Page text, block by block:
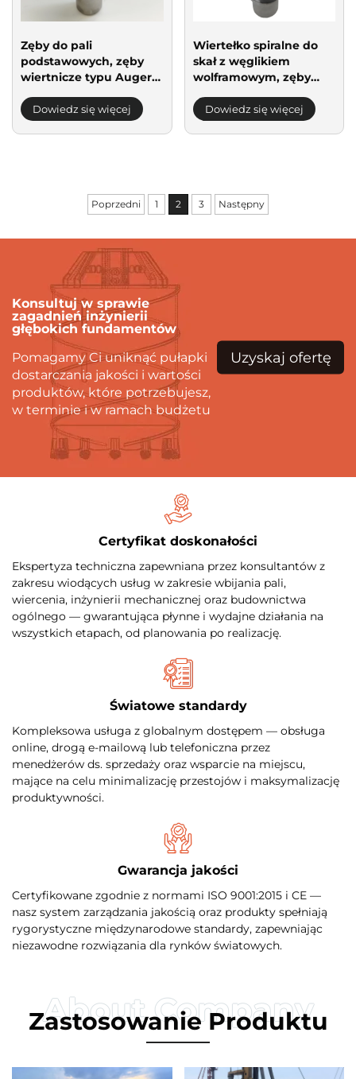
Zęby do pali
podstawowych, zęby
wiertnicze typu Auger,
22Z, narzędzia
wiertnicze
Dowiedz się więcej
Wiertełko spiralne do
skał z węglikiem
wolframowym, zęby
fundamentowych dla
maszyn do wbijania pali
Dowiedz się więcej
Poprzedni 1 2 3 Następny
Konsultuj w sprawie
zagadnień inżynierii
głębokich fundamentów
Pomagamy Ci uniknąć pułapki
dostarczania jakości i wartości
produktów, które potrzebujesz,
w terminie i w ramach budżetu
Uzyskaj ofertę
Certyfikat doskonałości
Ekspertyza techniczna zapewniana przez konsultantów z
zakresu wiodących usług w zakresie wbijania pali,
wiercenia, inżynierii mechanicznej oraz budownictwa
ogólnego — gwarantująca płynne i wydajne działania na
wszystkich etapach, od planowania po realizację.
Światowe standardy
Kompleksowa usługa z globalnym dostępem — obsługa
online, drogą e-mailową lub telefoniczna przez
menedżerów ds. sprzedaży oraz wsparcie na miejscu,
mające na celu minimalizację przestojów i maksymalizację
produktywności.
Gwarancja jakości
Certyfikowane zgodnie z normami ISO 9001:2015 i CE —
nasz system zarządzania jakością oraz produkty spełniają
rygorystyczne międzynarodowe standardy, zapewniając
niezawodne rozwiązania dla rynków światowych.
Zastosowanie Produktu